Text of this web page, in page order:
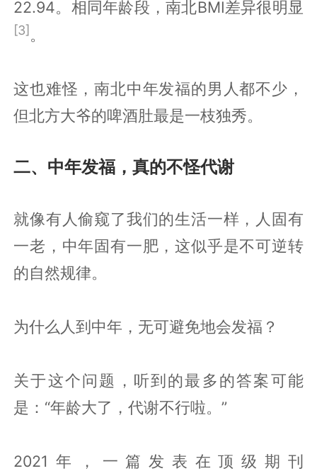
22.94。相同年龄段，南北BMI差异很明显
[3]。
这也难怪，南北中年发福的男人都不少，
但北方大爷的啤酒肚最是一枝独秀。
二、中年发福，真的不怪代谢
就像有人偷窥了我们的生活一样，人固有
一老，中年固有一肥，这似乎是不可逆转
的自然规律。
为什么人到中年，无可避免地会发福？
关于这个问题，听到的最多的答案可能
是：“年龄大了，代谢不行啦。”
2021年，一篇发表在顶级期刊